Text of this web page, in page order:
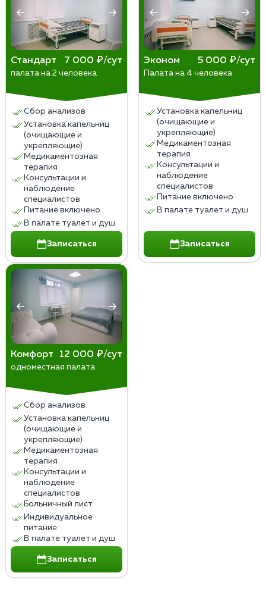
цирроз печени, панкреатит, гастрит,
энцефалопатия, полинейропатия, сердечно-
сосудистые заболевания.
Необходимость получения медицинской
помощи при постановке на учет в
наркологическом диспансере, получении
Желание избавиться от зависимости и пройти
курс лечения и реабилитации.
Стандарт 7 000 ₽/сут
палата на 2 человека
Сбор анализов
Установка капельниц
(очищающие и
укрепляющие)
Медикаментозная
терапия
Консультации и
наблюдение
специалистов
Питание включено
В палате туалет и душ
Записаться
Эконом 5 000 ₽/сут
Палата на 4 человека
Установка капельниц
(очищающие и
укрепляющие)
Медикаментозная
терапия
Консультации и
наблюдение
специалистов
Питание включено
В палате туалет и душ
Записаться
Комфорт 12 000 ₽/сут
одноместная палата
Сбор анализов
Установка капельниц
(очищающие и
укрепляющие)
Медикаментозная
терапия
Консультации и
наблюдение
специалистов
Больничный лист
Индивидуальное
питание
В палате туалет и душ
Записаться